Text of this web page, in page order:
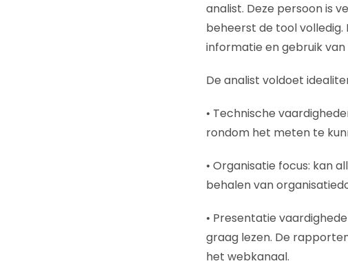
analist. Deze persoon is
beheerst de tool
informatie en gebruik
De analist voldoet
• Technische
rondom het meten te
• Organisatie focus: kan
behalen van
• Presentatie
graag lezen. De
het webkanaal.